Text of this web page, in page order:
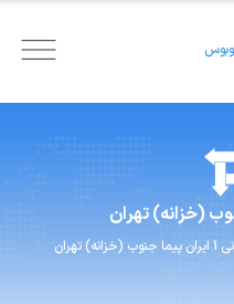
(خزانه) تهران
پیما جنوب (خزانه) تهران